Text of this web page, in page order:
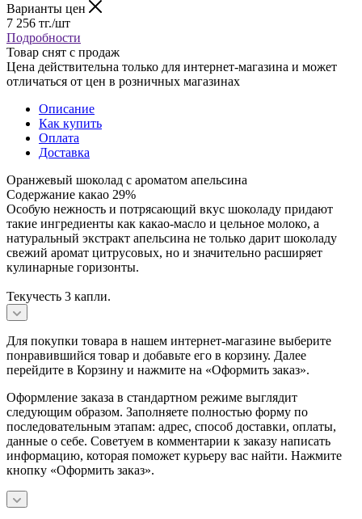
Варианты цен
7 256 тг./шт
Подробности
Товар снят с продаж
Цена действительна только для интернет-магазина и может
отличаться от цен в розничных магазинах
Описание
Как купить
Оплата
Доставка
Оранжевый шоколад с ароматом апельсина
Содержание какао 29%
Особую нежность и потрясающий вкус шоколаду придают
такие ингредиенты как какао-масло и цельное молоко, а
натуральный экстракт апельсина не только дарит шоколаду
свежий аромат цитрусовых, но и значительно расширяет
кулинарные горизонты.
Текучесть 3 капли.
Для покупки товара в нашем интернет-магазине выберите
понравившийся товар и добавьте его в корзину. Далее
перейдите в Корзину и нажмите на «Оформить заказ».
Оформление заказа в стандартном режиме выглядит
следующим образом. Заполняете полностью форму по
последовательным этапам: адрес, способ доставки, оплаты,
данные о себе. Советуем в комментарии к заказу написать
информацию, которая поможет курьеру вас найти. Нажмите
кнопку «Оформить заказ».